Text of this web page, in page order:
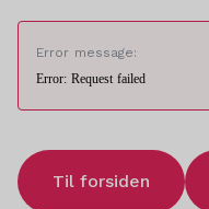
Error message:
Error: Request failed
Til forsiden